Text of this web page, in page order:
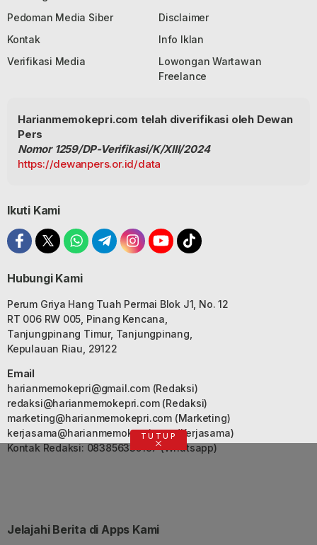
Pedoman Media Siber
Disclaimer
Kontak
Info Iklan
Verifikasi Media
Lowongan Wartawan
Freelance
Harianmemokepri.com telah diverifikasi oleh Dewan
Pers
Nomor 1259/DP-Verifikasi/K/XIII/2024
https://dewanpers.or.id/data
Ikuti Kami
Hubungi Kami
Perum Griya Hang Tuah Permai Blok J1, No. 12
RT 006 RW 005, Pinang Kencana,
Tanjungpinang Timur, Tanjungpinang,
Kepulauan Riau, 29122
Email
harianmemokepri@gmail.com(Redaksi)
redaksi@harianmemokepri.com(Redaksi)
marketing@harianmemokepri.com(Marketing)
kerjasama@harianmemokepri.com(Kerjasama)
Kontak Redaksi: 083856335187 (Whatsapp)
Jelajahi Berita di Apps Kami
TUTUP